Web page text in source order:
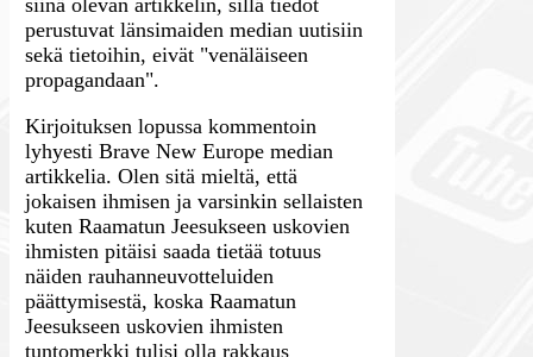
siinä olevan artikkelin, sillä tiedot
perustuvat länsimaiden median uutisiin
sekä tietoihin, eivät "venäläiseen
propagandaan".
Kirjoituksen lopussa kommentoin
lyhyesti Brave New Europe median
artikkelia. Olen sitä mieltä, että
jokaisen ihmisen ja varsinkin sellaisten
kuten Raamatun Jeesukseen uskovien
ihmisten pitäisi saada tietää totuus
näiden rauhanneuvotteluiden
päättymisestä, koska Raamatun
Jeesukseen uskovien ihmisten
tuntomerkki tulisi olla rakkaus